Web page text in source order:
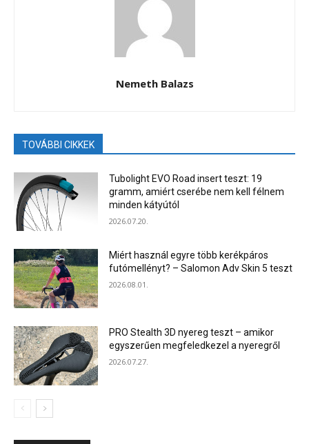
Nemeth Balazs
TOVÁBBI CIKKEK
Tubolight EVO Road insert teszt: 19
gramm, amiért cserébe nem kell félnem
minden kátyútól
2026.07.20.
Miért használ egyre több kerékpáros
futómellényt? – Salomon Adv Skin 5 teszt
2026.08.01.
PRO Stealth 3D nyereg teszt – amikor
egyszerűen megfeledkezel a nyeregről
2026.07.27.